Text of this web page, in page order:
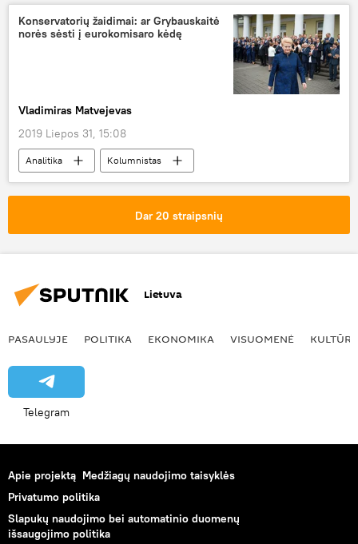
Konservatorių žaidimai: ar Grybauskaitė
norės sėsti į eurokomisaro kėdę
Vladimiras Matvejevas
2019 Liepos 31, 15:08
Analitika
Kolumnistas
konservatoriai
Dalia Grybauskaitė
Gabrielius Landsbergis
Dar 20 straipsnių
Lietuva
PASAULYJE POLITIKA EKONOMIKA VISUOMENĖ KULTŪRA
Telegram
Apie projektą Medžiagų naudojimo taisyklės
Privatumo politika
Slapukų naudojimo bei automatinio duomenų
išsaugojimo politika